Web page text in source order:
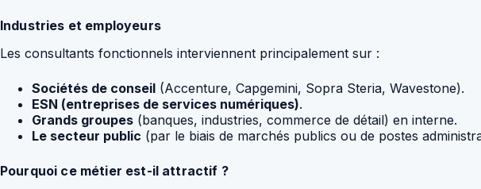
Industries et employeurs
Les consultants fonctionnels interviennent principalement sur :
Sociétés de conseil (Accenture, Capgemini, Sopra Steria, Wavestone).
ESN (entreprises de services numériques).
Grands groupes (banques, industries, commerce de détail) en interne.
Le secteur public (par le biais de marchés publics ou de postes
Pourquoi ce métier est-il attractif ?